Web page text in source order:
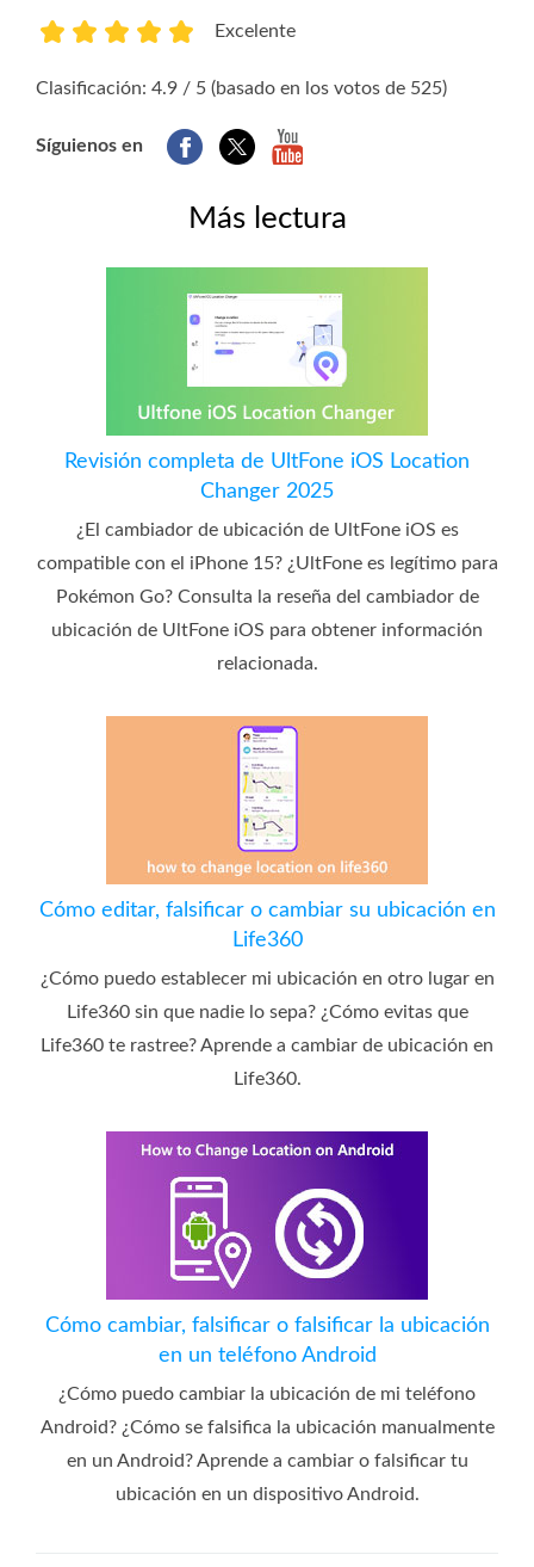
Excelente
Clasificación: 4.9 / 5 (basado en los votos de 525)
Síguienos en
Más lectura
Revisión completa de UltFone iOS Location
Changer 2025
¿El cambiador de ubicación de UltFone iOS es
compatible con el iPhone 15? ¿UltFone es legítimo para
Pokémon Go? Consulta la reseña del cambiador de
ubicación de UltFone iOS para obtener información
relacionada.
Cómo editar, falsificar o cambiar su ubicación en
Life360
¿Cómo puedo establecer mi ubicación en otro lugar en
Life360 sin que nadie lo sepa? ¿Cómo evitas que
Life360 te rastree? Aprende a cambiar de ubicación en
Life360.
Cómo cambiar, falsificar o falsificar la ubicación
en un teléfono Android
¿Cómo puedo cambiar la ubicación de mi teléfono
Android? ¿Cómo se falsifica la ubicación manualmente
en un Android? Aprende a cambiar o falsificar tu
ubicación en un dispositivo Android.